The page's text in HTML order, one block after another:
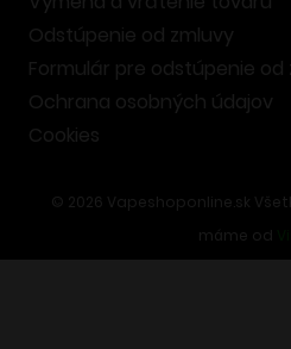
Odstúpenie od zmluvy
Formulár pre odstúpenie od
Ochrana osobných údajov
Cookies
© 2026
Vapeshoponline.sk
máme od